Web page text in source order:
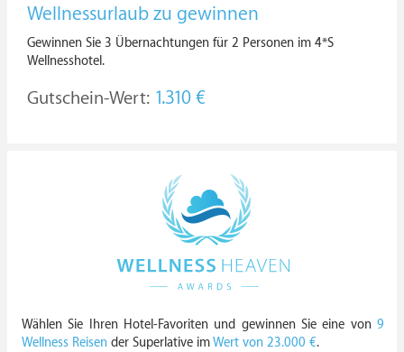
Wellnessurlaub zu gewinnen
Gewinnen Sie 3 Übernachtungen für 2 Personen im 4*S
Wellnesshotel.
Gutschein-Wert: 1.310 €
Wählen Sie Ihren Hotel-Favoriten und gewinnen Sie eine von 9
Wellness Reisen der Superlative imWert von 23.000 €.